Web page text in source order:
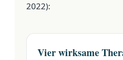
2022):
Vier wirksame